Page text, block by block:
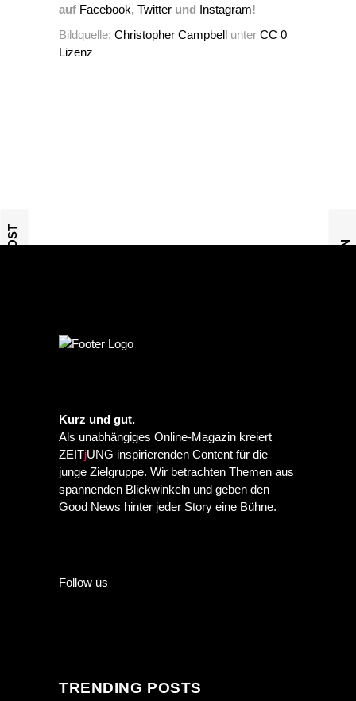
auf Facebook, Twitter und Instagram!
Bildquelle: Christopher Campbell unter CC 0
Lizenz
PREVIOUS POST
Kurz und gut.
Als unabhängiges Online-Magazin kreiert
ZEITjUNG inspirierenden Content für die
junge Zielgruppe. Wir betrachten Themen aus
spannenden Blickwinkeln und geben den
Good News hinter jeder Story eine Bühne.
Follow us
TRENDING POSTS